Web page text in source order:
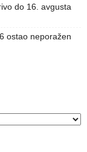
do 16. avgusta
ostao neporažen